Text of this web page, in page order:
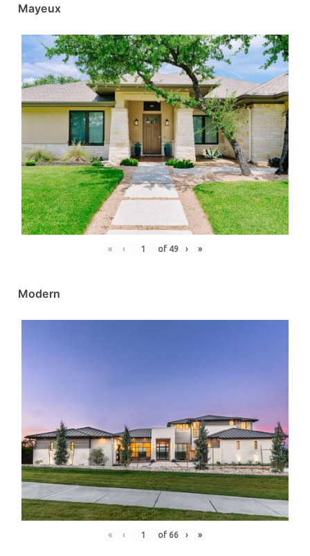
Mayeux
« ‹ of 49 › »
Modern
« ‹ of 66 › »